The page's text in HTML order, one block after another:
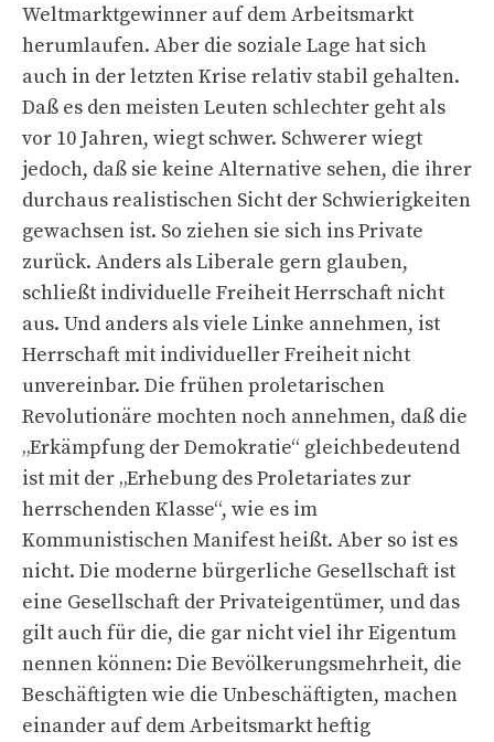
Weltmarktgewinner auf dem Arbeitsmarkt
herumlaufen. Aber die soziale Lage hat sich
auch in der letzten Krise relativ stabil gehalten.
Daß es den meisten Leuten schlechter geht als
vor 10 Jahren, wiegt schwer. Schwerer wiegt
jedoch, daß sie keine Alternative sehen, die ihrer
durchaus realistischen Sicht der Schwierigkeiten
gewachsen ist. So ziehen sie sich ins Private
zurück. Anders als Liberale gern glauben,
schließt individuelle Freiheit Herrschaft nicht
aus. Und anders als viele Linke annehmen, ist
Herrschaft mit individueller Freiheit nicht
unvereinbar. Die frühen proletarischen
Revolutionäre mochten noch annehmen, daß die
„Erkämpfung der Demokratie“ gleichbedeutend
ist mit der „Erhebung des Proletariates zur
herrschenden Klasse“, wie es im
Kommunistischen Manifest heißt. Aber so ist es
nicht. Die moderne bürgerliche Gesellschaft ist
eine Gesellschaft der Privateigentümer, und das
gilt auch für die, die gar nicht viel ihr Eigentum
nennen können: Die Bevölkerungsmehrheit, die
Beschäftigten wie die Unbeschäftigten, machen
einander auf dem Arbeitsmarkt heftig